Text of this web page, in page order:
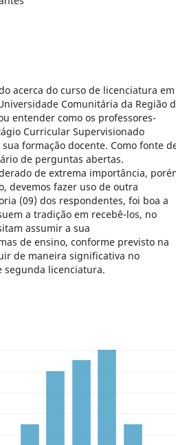
acerca do curso de licenciatura em
Comunitária da Região
entender como os professores-
Curricular Supervisionado
formação docente. Como fonte
de perguntas abertas.
de extrema importância,
devemos fazer uso de outra
(09) dos respondentes, foi boa a
a tradição em recebê-los, no
assumir a sua
de ensino, conforme previsto na
de maneira significativa no
segunda licenciatura.